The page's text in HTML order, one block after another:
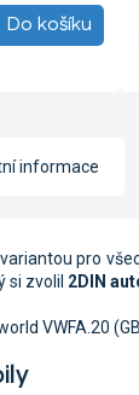
Do košíku
informace
pro
si zvolil 2DIN
VWFA.20